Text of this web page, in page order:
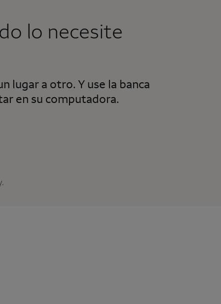
lo necesite
lugar a otro. Y use la banca
en su computadora.